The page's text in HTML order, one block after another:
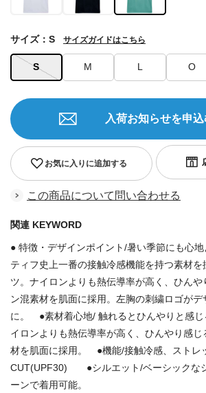
S M L O
サイズ：S サイズガイドはこちら
お気に入りに追加する
入荷お知らせを申
この商品について問い合わせる
関連 KEYWORD
● 特徴・デザインポイント/暑い季節にも心
ティフ史上一番の接触冷感機能を持つ素材を
ツ。ナイロンよりも熱伝導率が高く、ひんや
ン混素材を肌面に採用。左胸の刺繍ロゴがデ
に。 ●素材着心地/ 触れるとひんやりと感じ
イロンよりも熱伝導率が高く、ひんやり感
材を肌面に採用。 ●機能/接触冷感、ストレ
CUT(UPF30) ●シルエット/ベーシックな
ーンで着用可能。